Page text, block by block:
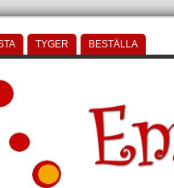
TYGER BESTÄLLA